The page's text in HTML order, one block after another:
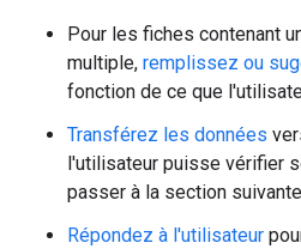
Pour les fiches contenant
multiple, remplissez ou
fonction de ce que
Transférez les données
l'utilisateur puisse vérifier
passer à la section
Répondez à l'utilisateur